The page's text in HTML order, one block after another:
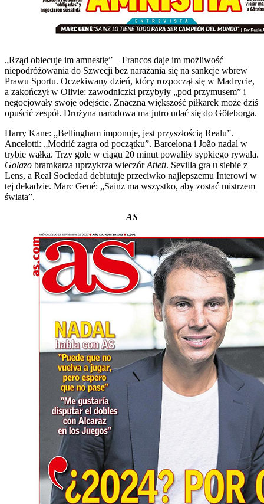
„Rząd obiecuje im amnestię” – Francos daje im możliwość
niepodróżowania do Szwecji bez narażania się na sankcje wbrew
Prawu Sportu. Oczekiwany dzień, który rozpoczął się w Madrycie,
a zakończył w Olivie: zawodniczki przybyły „pod przymusem” i
negocjowały swoje odejście. Znaczna większość piłkarek może dziś
opuścić zespół. Drużyna narodowa ma jutro udać się do Göteborga.
Harry Kane: „Bellingham imponuje, jest przyszłością Realu”.
Ancelotti: „Modrić zagra od początku”. Barcelona i João nadal w
trybie wałka. Trzy gole w ciągu 20 minut powaliły sypkiego rywala.
Golazo bramkarza uprzykrza wieczórAtleti. Sevilla gra u siebie z
Lens, a Real Sociedad debiutuje przeciwko najlepszemu Interowi w
tej dekadzie. Marc Gené: „Sainz ma wszystko, aby zostać mistrzem
świata”.
AS